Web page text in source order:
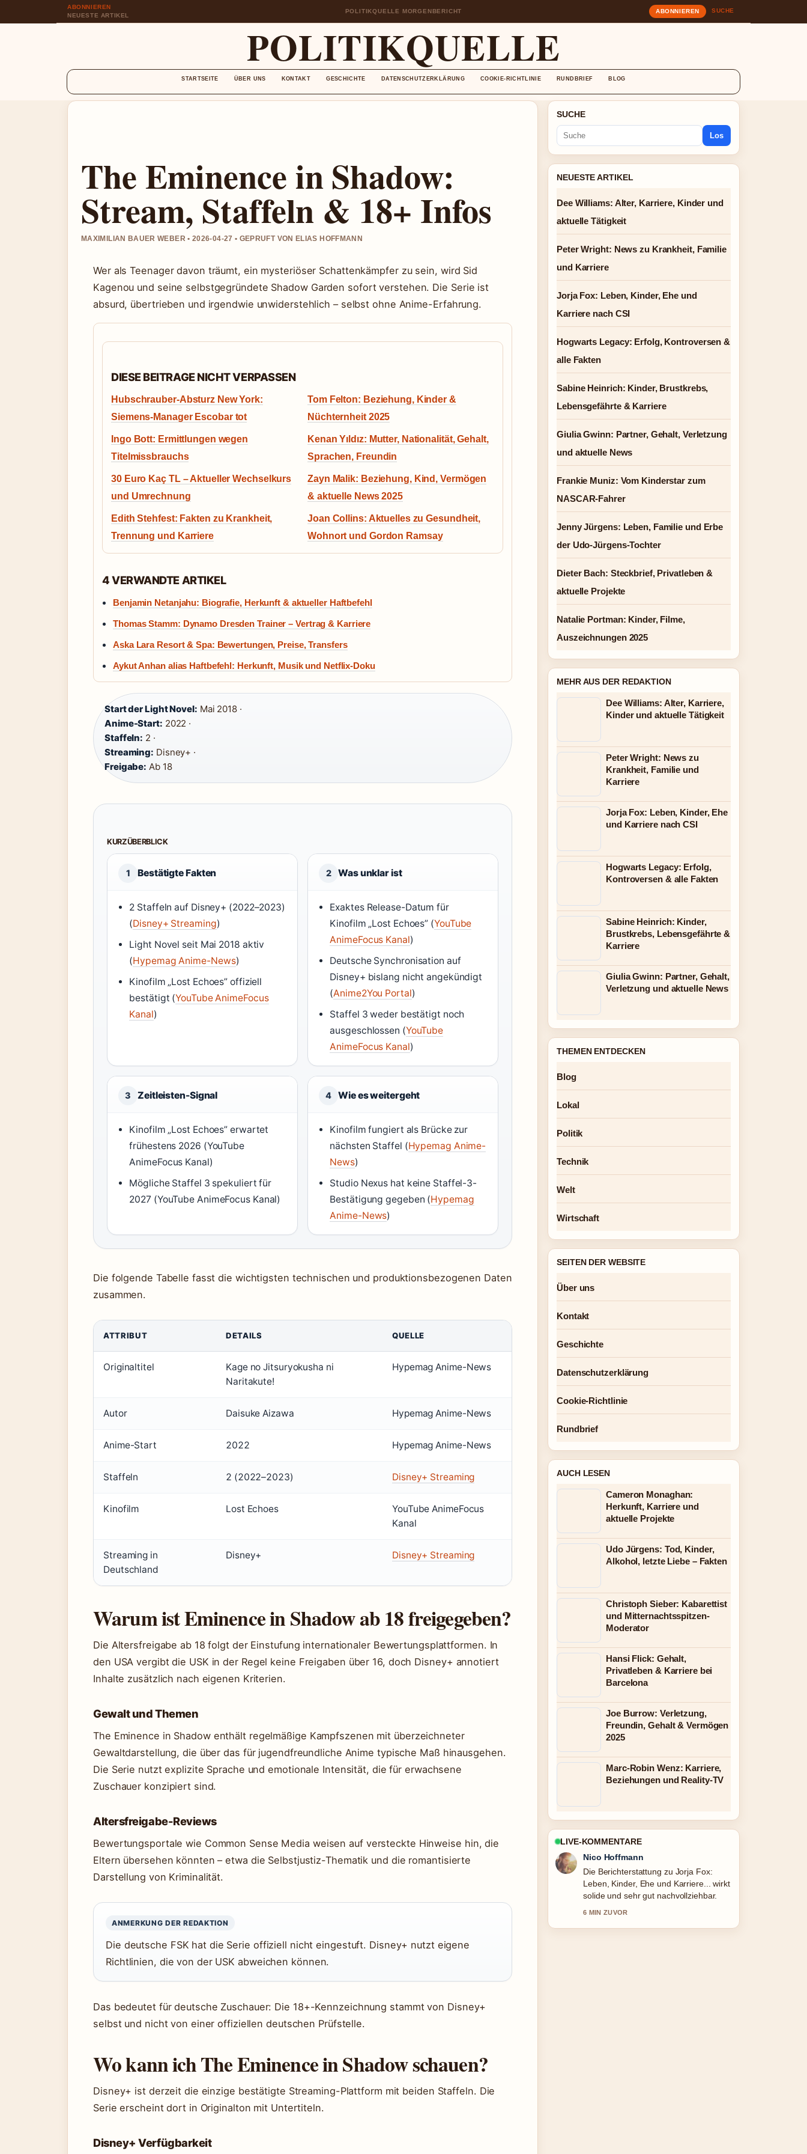
ABONNIEREN
NEUESTE ARTIKEL
POLITIKQUELLE MORGENBERICHT ABONNIEREN SUCHE
POLITIKQUELLE
STARTSEITE ÜBER UNS KONTAKT GESCHICHTE DATENSCHUTZERKLÄRUNG COOKIE-RICHTLINIE RUNDBRIEF BLOG
The Eminence in Shadow:
Stream, Staffeln & 18+ Infos
MAXIMILIAN BAUER WEBER • 2026-04-27 • GEPRUFT VON ELIAS HOFFMANN
Wer als Teenager davon träumt, ein mysteriöser Schattenkämpfer zu sein, wird Sid
Kagenou und seine selbstgegründete Shadow Garden sofort verstehen. Die Serie ist
absurd, übertrieben und irgendwie unwiderstehlich – selbst ohne Anime-Erfahrung.
DIESE BEITRAGE NICHT VERPASSEN
Hubschrauber-Absturz New York:
Siemens-Manager Escobar tot
Tom Felton: Beziehung, Kinder &
Nüchternheit 2025
Ingo Bott: Ermittlungen wegen
Titelmissbrauchs
Kenan Yıldız: Mutter, Nationalität, Gehalt,
Sprachen, Freundin
30 Euro Kaç TL – Aktueller Wechselkurs
und Umrechnung
Zayn Malik: Beziehung, Kind, Vermögen
& aktuelle News 2025
Edith Stehfest: Fakten zu Krankheit,
Trennung und Karriere
Joan Collins: Aktuelles zu Gesundheit,
Wohnort und Gordon Ramsay
4 VERWANDTE ARTIKEL
Benjamin Netanjahu: Biografie, Herkunft & aktueller Haftbefehl
Thomas Stamm: Dynamo Dresden Trainer – Vertrag & Karriere
Aska Lara Resort & Spa: Bewertungen, Preise, Transfers
Aykut Anhan alias Haftbefehl: Herkunft, Musik und Netflix-Doku
Start der Light Novel: Mai 2018 ·
Anime-Start: 2022 ·
Staffeln: 2 ·
Streaming: Disney+ ·
Freigabe: Ab 18
KURZÜBERBLICK
1 Bestätigte Fakten
2 Staffeln auf Disney+ (2022–2023)
(Disney+ Streaming)
Light Novel seit Mai 2018 aktiv
(Hypemag Anime-News)
Kinofilm „Lost Echoes” offiziell
bestätigt (YouTube AnimeFocus
Kanal)
2 Was unklar ist
Exaktes Release-Datum für
Kinofilm „Lost Echoes” (YouTube
AnimeFocus Kanal)
Deutsche Synchronisation auf
Disney+ bislang nicht angekündigt
(Anime2You Portal)
Staffel 3 weder bestätigt noch
ausgeschlossen (YouTube
AnimeFocus Kanal)
3 Zeitleisten-Signal
Kinofilm „Lost Echoes” erwartet
frühestens 2026 (YouTube
AnimeFocus Kanal)
Mögliche Staffel 3 spekuliert für
2027 (YouTube AnimeFocus Kanal)
4 Wie es weitergeht
Kinofilm fungiert als Brücke zur
nächsten Staffel (Hypemag Anime-
News)
Studio Nexus hat keine Staffel-3-
Bestätigung gegeben (Hypemag
Anime-News)
Die folgende Tabelle fasst die wichtigsten technischen und produktionsbezogenen Daten
zusammen.
ATTRIBUT DETAILS QUELLE
Originaltitel
Kage no Jitsuryokusha ni
Naritakute!
Hypemag Anime-News
Autor Daisuke Aizawa Hypemag Anime-News
Anime-Start 2022 Hypemag Anime-News
Staffeln 2 (2022–2023) Disney+ Streaming
Kinofilm Lost Echoes
YouTube AnimeFocus
Kanal
Streaming in
Deutschland
Disney+ Disney+ Streaming
Warum ist Eminence in Shadow ab 18 freigegeben?
Die Altersfreigabe ab 18 folgt der Einstufung internationaler Bewertungsplattformen. In
den USA vergibt die USK in der Regel keine Freigaben über 16, doch Disney+ annotiert
Inhalte zusätzlich nach eigenen Kriterien.
Gewalt und Themen
The Eminence in Shadow enthält regelmäßige Kampfszenen mit überzeichneter
Gewaltdarstellung, die über das für jugendfreundliche Anime typische Maß hinausgehen.
Die Serie nutzt explizite Sprache und emotionale Intensität, die für erwachsene
Zuschauer konzipiert sind.
Altersfreigabe-Reviews
Bewertungsportale wie Common Sense Media weisen auf versteckte Hinweise hin, die
Eltern übersehen könnten – etwa die Selbstjustiz-Thematik und die romantisierte
Darstellung von Kriminalität.
ANMERKUNG DER REDAKTION
Die deutsche FSK hat die Serie offiziell nicht eingestuft. Disney+ nutzt eigene
Richtlinien, die von der USK abweichen können.
Das bedeutet für deutsche Zuschauer: Die 18+-Kennzeichnung stammt von Disney+
selbst und nicht von einer offiziellen deutschen Prüfstelle.
Wo kann ich The Eminence in Shadow schauen?
Disney+ ist derzeit die einzige bestätigte Streaming-Plattform mit beiden Staffeln. Die
Serie erscheint dort in Originalton mit Untertiteln.
Disney+ Verfügbarkeit
SUCHE
Los
NEUESTE ARTIKEL
Dee Williams: Alter, Karriere, Kinder und
aktuelle Tätigkeit
Peter Wright: News zu Krankheit, Familie
und Karriere
Jorja Fox: Leben, Kinder, Ehe und
Karriere nach CSI
Hogwarts Legacy: Erfolg, Kontroversen &
alle Fakten
Sabine Heinrich: Kinder, Brustkrebs,
Lebensgefährte & Karriere
Giulia Gwinn: Partner, Gehalt, Verletzung
und aktuelle News
Frankie Muniz: Vom Kinderstar zum
NASCAR-Fahrer
Jenny Jürgens: Leben, Familie und Erbe
der Udo-Jürgens-Tochter
Dieter Bach: Steckbrief, Privatleben &
aktuelle Projekte
Natalie Portman: Kinder, Filme,
Auszeichnungen 2025
MEHR AUS DER REDAKTION
Dee Williams: Alter, Karriere,
Kinder und aktuelle Tätigkeit
Peter Wright: News zu
Krankheit, Familie und
Karriere
Jorja Fox: Leben, Kinder, Ehe
und Karriere nach CSI
Hogwarts Legacy: Erfolg,
Kontroversen & alle Fakten
Sabine Heinrich: Kinder,
Brustkrebs, Lebensgefährte &
Karriere
Giulia Gwinn: Partner, Gehalt,
Verletzung und aktuelle News
THEMEN ENTDECKEN
Blog
Lokal
Politik
Technik
Welt
Wirtschaft
SEITEN DER WEBSITE
Über uns
Kontakt
Geschichte
Datenschutzerklärung
Cookie-Richtlinie
Rundbrief
AUCH LESEN
Cameron Monaghan:
Herkunft, Karriere und
aktuelle Projekte
Udo Jürgens: Tod, Kinder,
Alkohol, letzte Liebe – Fakten
Christoph Sieber: Kabarettist
und Mitternachtsspitzen-
Moderator
Hansi Flick: Gehalt,
Privatleben & Karriere bei
Barcelona
Joe Burrow: Verletzung,
Freundin, Gehalt & Vermögen
2025
Marc-Robin Wenz: Karriere,
Beziehungen und Reality-TV
LIVE-KOMMENTARE
Nico Hoffmann
Die Berichterstattung zu Jorja Fox:
Leben, Kinder, Ehe und Karriere... wirkt
solide und sehr gut nachvollziehbar.
6 MIN ZUVOR